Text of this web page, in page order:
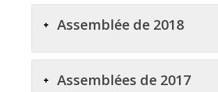
Assemblée de 2018
Assemblées de 2017